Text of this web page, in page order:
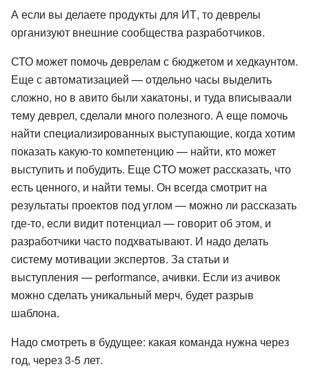
А если вы делаете продукты для ИТ, то деврелы
организуют внешние сообщества разработчиков.
СТО может помочь деврелам с бюджетом и хедкаунтом.
Еще с автоматизацией — отдельно часы выделить
сложно, но в авито были хакатоны, и туда вписываали
тему деврел, сделали много полезного. А еще помочь
найти специализированных выступающие, когда хотим
показать какую-то компетенцию — найти, кто может
выступить и побудить. Еще CTO может рассказать, что
есть ценного, и найти темы. Он всегда смотрит на
результаты проектов под углом — можно ли рассказать
где-то, если видит потенциал — говорит об этом, и
разработчики часто подхватывают. И надо делать
систему мотивации экспертов. За статьи и
выступления — performance, ачивки. Если из ачивок
можно сделать уникальный мерч, будет разрыв
шаблона.
Надо смотреть в будущее: какая команда нужна через
год, через 3-5 лет.